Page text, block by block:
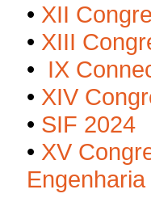
• XII
• XIII
• IX
• XIV
• SIF 2024
• XV